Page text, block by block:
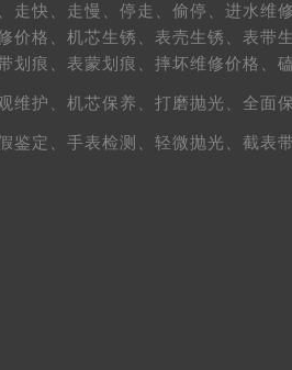
走快、 走慢、 停走、 偷停、 进水维
价格、 机芯生锈、 表壳生锈、 表带
划痕、 表蒙划痕、 摔坏维修价格、
维护、 机芯保养、 打磨抛光、 全面
鉴定、 手表检测、 轻微抛光、 截表带